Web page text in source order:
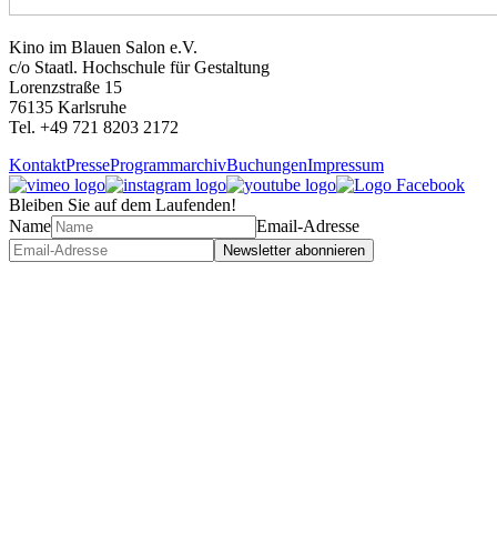
Kino im Blauen Salon e.V.
c/o Staatl. Hochschule für Gestaltung
Lorenzstraße 15
76135 Karlsruhe
Tel. +49 721 8203 2172
KontaktPresseProgrammarchivBuchungenImpressum
Bleiben Sie auf dem Laufenden!
Name
Email-Adresse
Newsletter abonnieren